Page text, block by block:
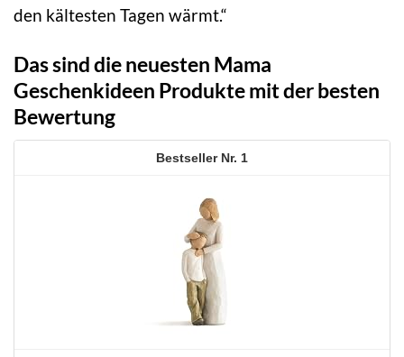
den kältesten Tagen wärmt.“
Das sind die neuesten Mama
Geschenkideen Produkte mit der besten
Bewertung
1